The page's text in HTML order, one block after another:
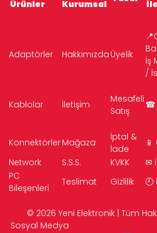
Ürünler
Kurumsal
Adaptörler Hakkımızda Üyelik
İş
/
Kablolar İletişim
Mesafeli
Satış
☎
KonnektörlerMağaza
İptal &
İade
Network
S.S.S. KVKK ✉
PC
Bileşenleri
Teslimat Gizlilik 🕘
© 2026 Yeni Elektronik | Tüm
Sosyal